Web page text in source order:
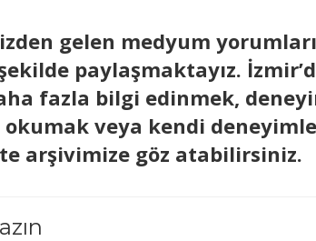
gelen medyum
paylaşmaktayız.
fazla bilgi edinmek,
okumak veya kendi
arşivimize göz atabilirsiniz.